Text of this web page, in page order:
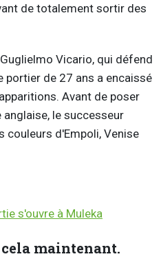
de totalement sortir des
Vicario, qui défend
portier de 27 ans a encaissé
Avant de poser
le successeur
couleurs d'Empoli, Venise
s'ouvre à Muleka
maintenant.